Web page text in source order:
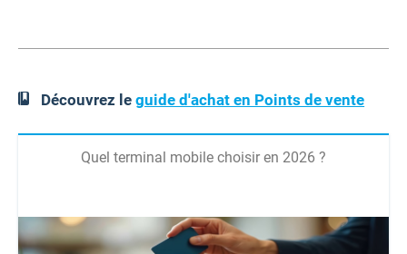
Découvrez leguide d'achat en Points de vente
Quel terminal mobile choisir en 2026 ?